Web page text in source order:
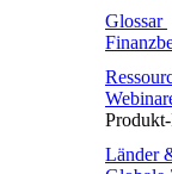
Glossar
Länder